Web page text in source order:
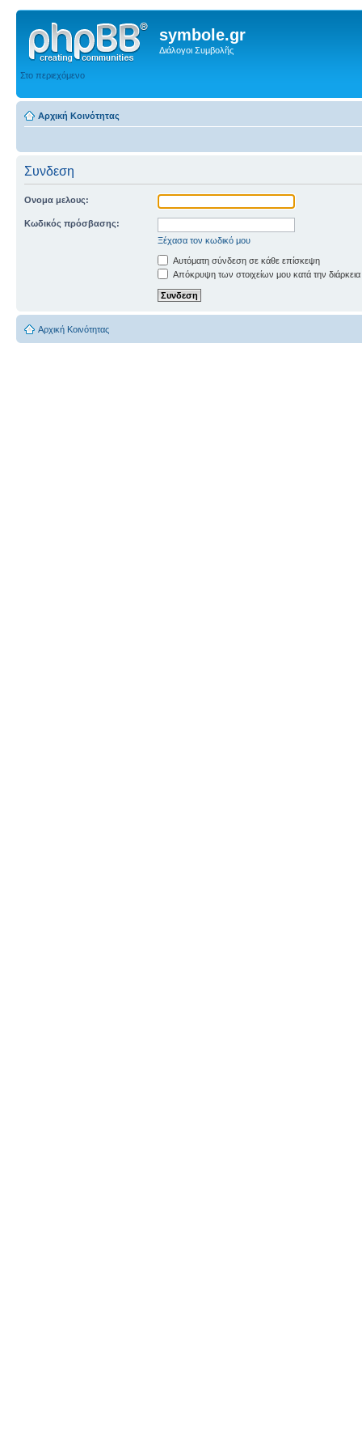
symbole.gr
Διάλογοι Συμβολῆς
Στο περιεχόμενο
Αρχική Κοινότητας
Συνδεση
Ονομα μελους:
Κωδικός πρόσβασης:
Ξέχασα τον κωδικό μου
Αυτόματη σύνδεση σε κάθε επίσκεψη
Απόκρυψη των στοιχείων μου κατά την
Αρχική Κοινότητας